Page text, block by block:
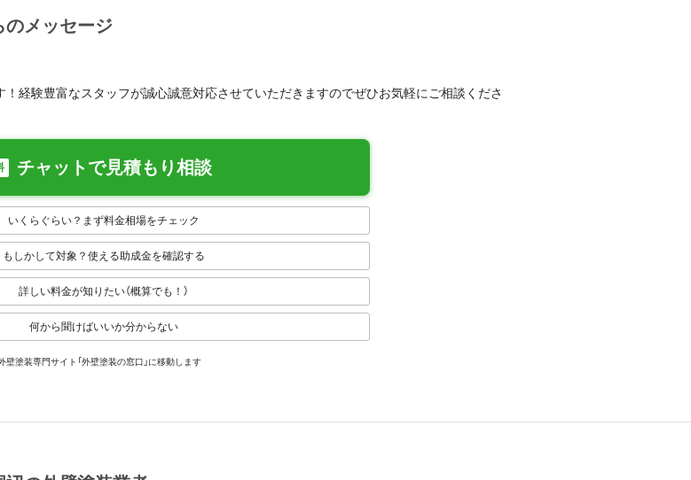
のメッセージ
経験豊富なスタッフが誠心誠意対応させていただきますのでぜひお気軽にご相談くださ
チャットで見積もり相談
いくらぐらい？まず料金相場をチェック
もしかして対象？使える助成金を確認する
詳しい料金が知りたい（概算でも！）
何から聞けばいいか分からない
壁塗装専門サイト「外壁塗装の窓口」に移動します